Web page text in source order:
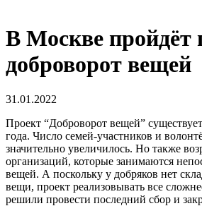
В Москве пройдёт
доброворот вещей
31.01.2022
Проект “Доброворот вещей”
года. Число семей-участников и
значительно увеличилось. Но также
организаций, которые занимаются
вещей. А поскольку у добряков нет
вещи, проект реализовывать все
решили провести последний сбор и